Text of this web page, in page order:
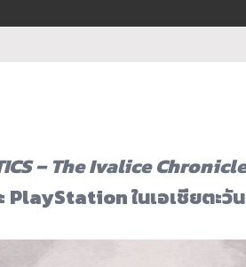
– The Ivalice
ในเอเชียตะวั